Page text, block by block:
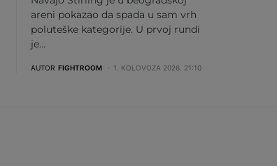
areni pokazao da spada u sam vrh
poluteške kategorije. U prvoj rundi
je…
AUTOR FIGHTROOM 1. KOLOVOZA 2026. 21:10